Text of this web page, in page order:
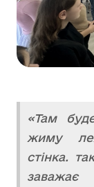
«Там
жиму
стінка.